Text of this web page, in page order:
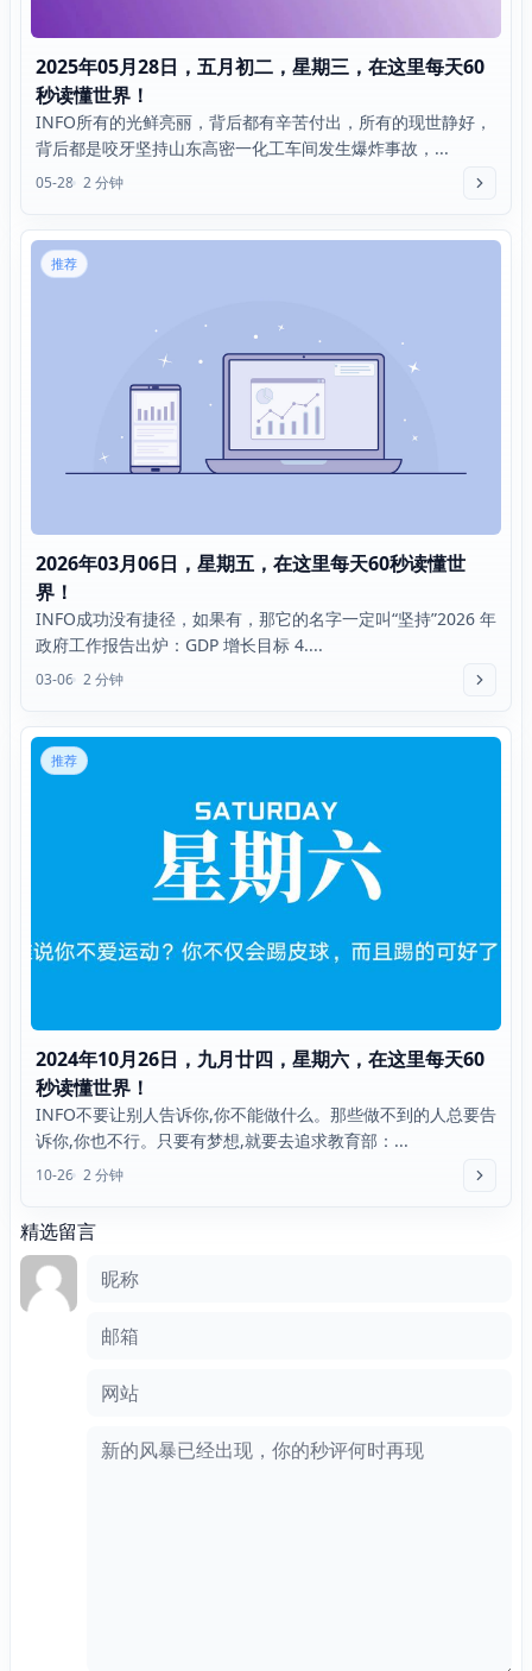
2025年05月28日，五月初二，星期三，在这里每天60
秒读懂世界！
INFO所有的光鲜亮丽，背后都有辛苦付出，所有的现世静好，
背后都是咬牙坚持山东高密一化工车间发生爆炸事故，...
05-28 2 分钟
推荐
2026年03月06日，星期五，在这里每天60秒读懂世
界！
INFO成功没有捷径，如果有，那它的名字一定叫“坚持”2026 年
政府工作报告出炉：GDP 增长目标 4....
03-06 2 分钟
推荐
2024年10月26日，九月廿四，星期六，在这里每天60
秒读懂世界！
INFO不要让别人告诉你,你不能做什么。那些做不到的人总要告
诉你,你也不行。只要有梦想,就要去追求教育部：...
10-26 2 分钟
精选留言
昵称
邮箱
网站
评论框